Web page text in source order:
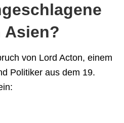
Asien?
von Lord Acton, einem
Politiker aus dem 19.